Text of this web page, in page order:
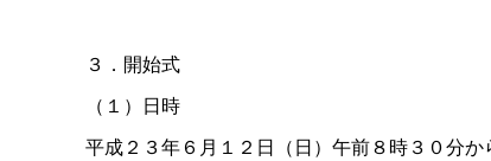
３．開始式
（１）日時
平成２３年６月１２日（日）午前８時３０分か